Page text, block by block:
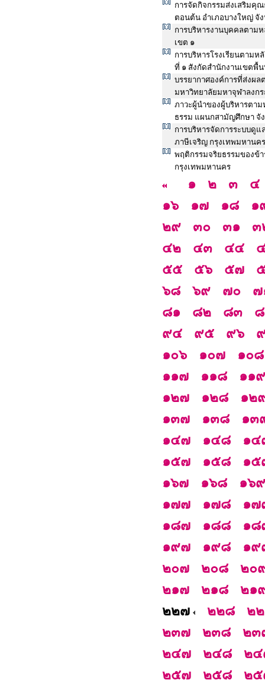
การจัดกิจกรรมส่งเสริมคุ
ตอนต้น อำเภอบางใหญ่ จั
การบริหารงานบุคคลตาม
เขต ๑
การบริหารโรงเรียนตาม
ที่ ๑ สังกัดสำนักงานเขตพื้
บรรยากาศองค์การที่ส่งผ
มหาวิทยาลัยมหาจุฬาลงก
ภาวะผู้นำของผู้บริหารตา
ธรรม แผนกสามัญศึกษา จั
การบริหารจัดการระบบดูแ
ภาษีเจริญ กรุงเทพมหานคร
พฤติกรรมจริยธรรมของข้
กรุงเทพมหานคร
๑ ๒ ๓
๔
๑๖
๑๗ ๑๘
๑
๒๙
๓๐ ๓๑
๓
๔๒
๔๓ ๔๔
๕๕
๕๖ ๕๗
๖๘
๖๙ ๗๐
๗
๘๑
๘๒ ๘๓
๙๔
๙๕ ๙๖
๑๐๖
๑๐๗
๑๐๘
๑๑๗
๑๑๘
๑๑๙
๑๒๗
๑๒๘
๑๒
๑๓๗
๑๓๘
๑๓
๑๔๗
๑๔๘
๑๔
๑๕๗
๑๕๘
๑๕
๑๖๗
๑๖๘
๑๖๙
๑๗๗
๑๗๘
๑๗
๑๘๗
๑๘๘
๑๘
๑๙๗
๑๙๘
๑๙
๒๐๗
๒๐๘
๒๐
๒๑๗
๒๑๘
๒๑
๒๒๗
๒๒๘
๒
๒๓๗
๒๓๘
๒๓
๒๔๗
๒๔๘
๒
๒๕๗
๒๕๘
๒